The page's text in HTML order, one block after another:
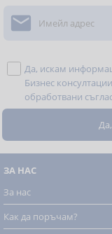

Да, искам
Бизнес
обработвани
ЗА НАС
За нас
Как да поръчам?